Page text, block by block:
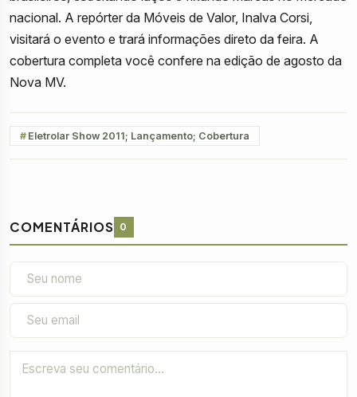
nacional. A repórter da Móveis de Valor, Inalva Corsi,
visitará o evento e trará informações direto da feira. A
cobertura completa você confere na edição de agosto da
Nova MV.
Eletrolar Show 2011; Lançamento; Cobertura
COMENTÁRIOS 0